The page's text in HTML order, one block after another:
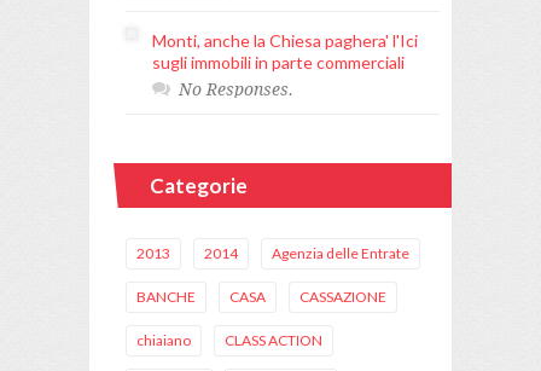
Monti, anche la Chiesa paghera' l'Ici
sugli immobili in parte commerciali
No Responses.
Categorie
2013 2014 Agenzia delle Entrate
BANCHE CASA CASSAZIONE
chiaiano CLASS ACTION